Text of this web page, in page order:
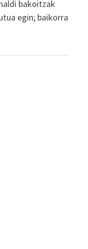
bakoitzak
egin; baikorra